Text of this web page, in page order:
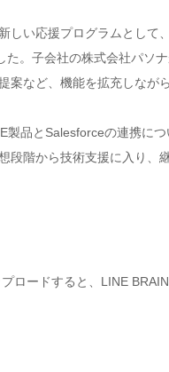
しい応援プログラムとし
。子会社の株式会社パソ
案など、機能を拡充しなが
品とSalesforceの連携に
段階から技術支援に入り、
ロードすると、LINE